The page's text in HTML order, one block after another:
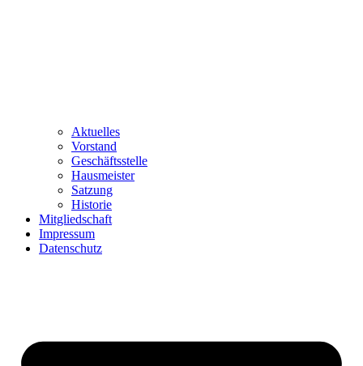
Aktuelles
Vorstand
Geschäftsstelle
Hausmeister
Satzung
Historie
Mitgliedschaft
Impressum
Datenschutz